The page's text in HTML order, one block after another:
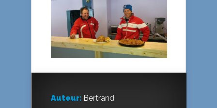
Auteur: Bertrand